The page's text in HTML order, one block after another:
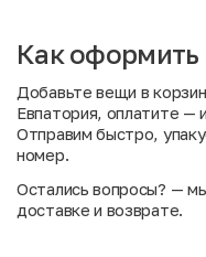
Как оформить
Добавьте вещи в
Евпатория, оплатите —
Отправим быстро,
номер.
Остались вопросы? —
доставке и возврате.